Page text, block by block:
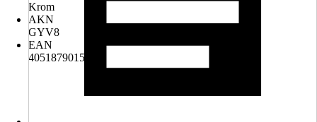
Krom
AKN
GYV8
EAN
4051879015738